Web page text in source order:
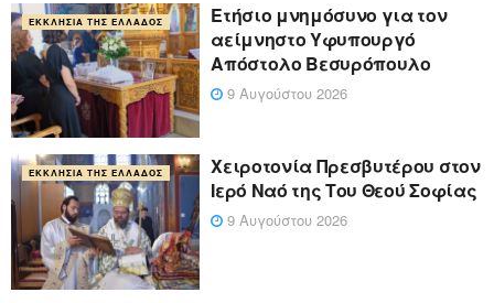
ΕΚΚΛΗΣΊΑ ΤΗΣ ΕΛΛΆΔΟΣ
Ετήσιο μνημόσυνο για τον
αείμνηστο Υφυπουργό
Απόστολο Βεσυρόπουλο
9 Αυγούστου 2026
ΕΚΚΛΗΣΊΑ ΤΗΣ ΕΛΛΆΔΟΣ
Χειροτονία Πρεσβυτέρου στον
Ιερό Ναό της Του Θεού Σοφίας
9 Αυγούστου 2026